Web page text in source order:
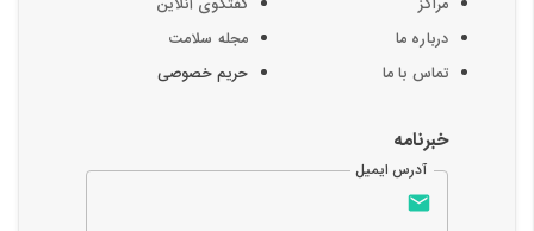
درباره ما
تماس با ما
مجله سلامت
حریم خصوصی
خبرنامه
آدرس ایمیل